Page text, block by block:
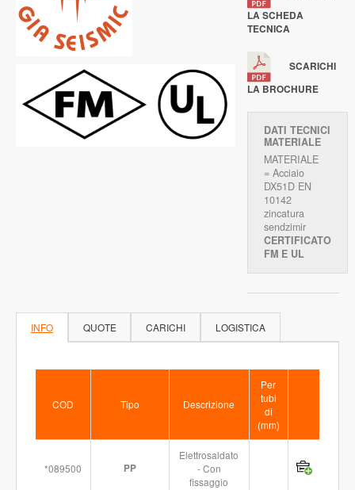
LA SCHEDA
TECNICA
SCARICHI
LA BROCHURE
DATI TECNICI
MATERIALE
MATERIALE
= Acciaio
DX51D EN
10142
zincatura
sendzimir
CERTIFICATO
FM E UL
INFO QUOTE CARICHI LOGISTICA
COD Tipo Descrizione
Per
tubi
di
(mm)
*089500 PP
Elettrosaldato
- Con
fissaggio